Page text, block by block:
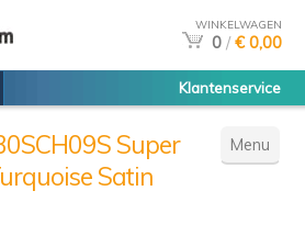
WINKELWAGEN
0 / € 0,00
Klantenservice
Menu
Super
Satin